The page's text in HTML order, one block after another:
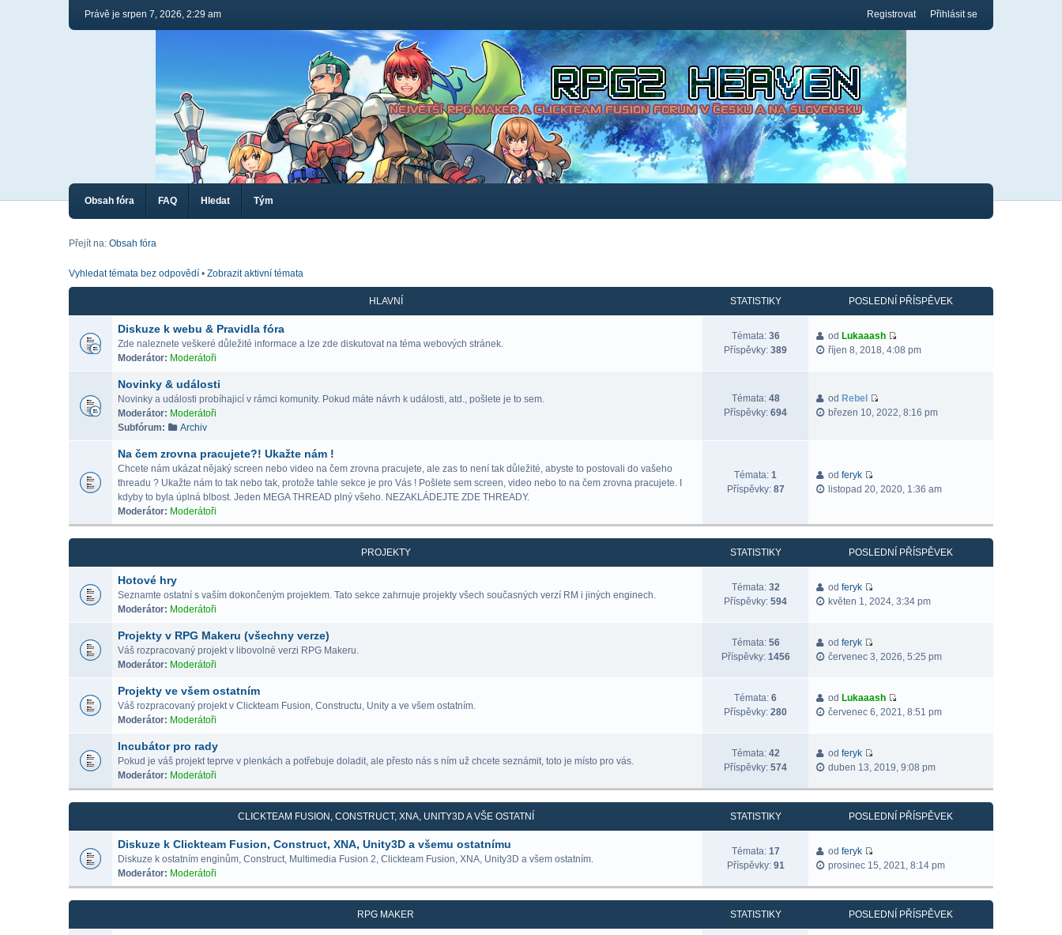
Právě je srpen 7, 2026, 2:29 am Registrovat Přihlásit se
Obsah fóra FAQ Hledat Tým
Přejít na: Obsah fóra
Vyhledat témata bez odpovědí • Zobrazit aktivní témata
HLAVNÍ STATISTIKY POSLEDNÍ PŘÍSPĚVEK
Diskuze k webu & Pravidla fóra
Zde naleznete veškeré důležité informace a lze zde diskutovat na téma webových stránek.
Moderátor: Moderátoři
Témata: 36
Příspěvky: 389
od Lukaaash
říjen 8, 2018, 4:08 pm
Novinky & události
Novinky a události probíhajicí v rámci komunity. Pokud máte návrh k události, atd., pošlete je to sem.
Moderátor: Moderátoři
Subfórum:
Archiv
Témata: 48
Příspěvky: 694
od Rebel
březen 10, 2022, 8:16 pm
Na čem zrovna pracujete?! Ukažte nám !
Chcete nám ukázat nějaký screen nebo video na čem zrovna pracujete, ale zas to není tak důležité, abyste to postovali do vašeho
threadu ? Ukažte nám to tak nebo tak, protože tahle sekce je pro Vás ! Pošlete sem screen, video nebo to na čem zrovna pracujete. I
kdyby to byla úplná blbost. Jeden MEGA THREAD plný všeho. NEZAKLÁDEJTE ZDE THREADY.
Moderátor: Moderátoři
Témata: 1
Příspěvky: 87
odferyk
listopad 20, 2020, 1:36 am
PROJEKTY STATISTIKY POSLEDNÍ PŘÍSPĚVEK
Hotové hry
Seznamte ostatní s vaším dokončeným projektem. Tato sekce zahrnuje projekty všech současných verzí RM i jiných enginech.
Moderátor: Moderátoři
Témata: 32
Příspěvky: 594
odferyk
květen 1, 2024, 3:34 pm
Projekty v RPG Makeru (všechny verze)
Váš rozpracovaný projekt v libovolné verzi RPG Makeru.
Moderátor: Moderátoři
Témata: 56
Příspěvky: 1456
odferyk
červenec 3, 2026, 5:25 pm
Projekty ve všem ostatním
Váš rozpracovaný projekt v Clickteam Fusion, Constructu, Unity a ve všem ostatním.
Moderátor: Moderátoři
Témata: 6
Příspěvky: 280
od Lukaaash
červenec 6, 2021, 8:51 pm
Incubátor pro rady
Pokud je váš projekt teprve v plenkách a potřebuje doladit, ale přesto nás s ním už chcete seznámit, toto je místo pro vás.
Moderátor: Moderátoři
Témata: 42
Příspěvky: 574
odferyk
duben 13, 2019, 9:08 pm
CLICKTEAM FUSION, CONSTRUCT, XNA, UNITY3D A VŠE OSTATNÍ STATISTIKY POSLEDNÍ PŘÍSPĚVEK
Diskuze k Clickteam Fusion, Construct, XNA, Unity3D a všemu ostatnímu
Diskuze k ostatním enginům, Construct, Multimedia Fusion 2, Clickteam Fusion, XNA, Unity3D a všem ostatním.
Moderátor: Moderátoři
Témata: 17
Příspěvky: 91
odferyk
prosinec 15, 2021, 8:14 pm
RPG MAKER STATISTIKY POSLEDNÍ PŘÍSPĚVEK